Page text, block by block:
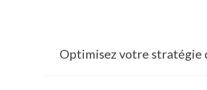
Optimisez votre stratégie